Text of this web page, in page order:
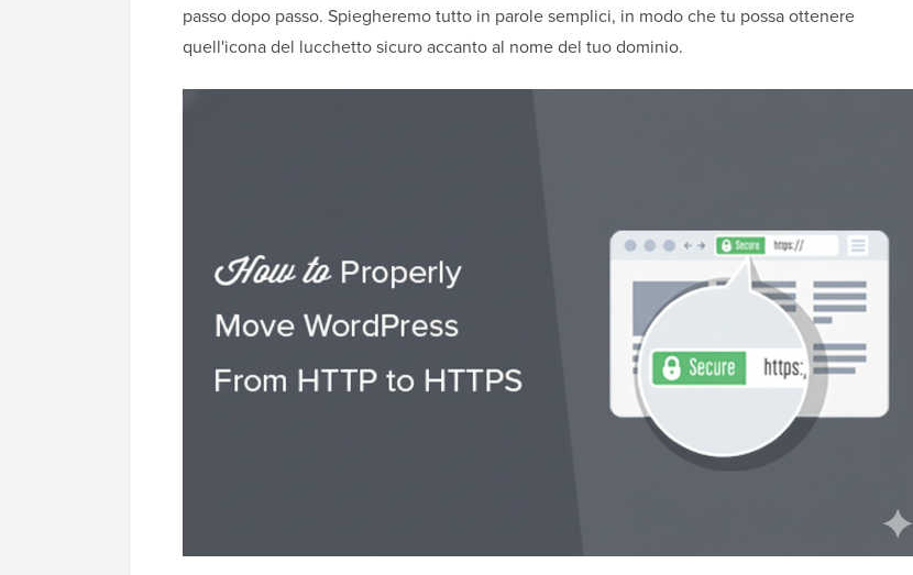
passo dopo passo. Spiegheremo tutto in parole semplici, in modo che tu possa ottenere
quell'icona del lucchetto sicuro accanto al nome del tuo dominio.